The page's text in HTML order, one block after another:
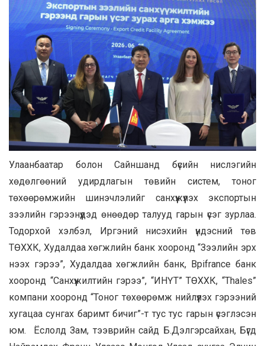
Улаанбаатар болон Сайншанд бүсийн нислэгийн
хөдөлгөөний удирдлагын төвийн систем, тоног
төхөөрөмжийн шинэчлэлийг санхүүжүүлэх экспортын
зээлийн гэрээнүүдэд өнөөдөр талууд гарын үсэг зурлаа.
Тодорхой хэлбэл, Иргэний нисэхийн үндэсний төв
ТӨХХК, Худалдаа хөгжлийн банк хооронд “Зээлийн эрх
нээх гэрээ”, Худалдаа хөгжлийн банк, Bpifrance банк
хооронд “Санхүүжилтийн гэрээ”, “ИНҮТ” ТӨХХК, “Thales”
компани хооронд “Тоног төхөөрөмж нийлүүлэх гэрээний
хугацаа сунгах баримт бичиг”-т тус тус гарын үсэглэсэн
юм. Ёслолд Зам, тээврийн сайд Б.Дэлгэрсайхан, Бүгд